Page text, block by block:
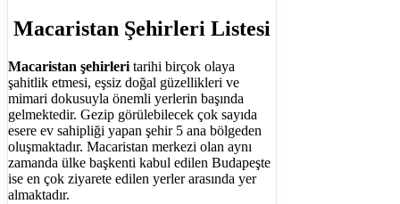
Macaristan Şehirleri Listesi
Macaristan şehirleri tarihi birçok olaya
şahitlik etmesi, eşsiz doğal güzellikleri ve
mimari dokusuyla önemli yerlerin başında
gelmektedir. Gezip görülebilecek çok sayıda
esere ev sahipliği yapan şehir 5 ana bölgeden
oluşmaktadır. Macaristan merkezi olan aynı
zamanda ülke başkenti kabul edilen Budapeşte
ise en çok ziyarete edilen yerler arasında yer
almaktadır.